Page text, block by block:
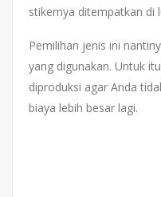
stikernya ditempatkan di
Pemilihan jenis ini
yang digunakan. Untuk
diproduksi agar Anda
biaya lebih besar lagi.